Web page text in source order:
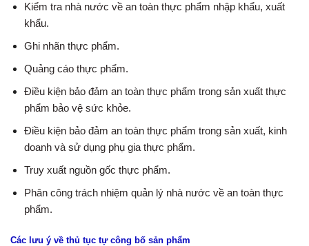
Kiểm tra nhà nước về an toàn thực phẩm nhập khẩu, xuất
khẩu.
Ghi nhãn thực phẩm.
Quảng cáo thực phẩm.
Điều kiện bảo đảm an toàn thực phẩm trong sản xuất thực
phẩm bảo vệ sức khỏe.
Điều kiện bảo đảm an toàn thực phẩm trong sản xuất, kinh
doanh và sử dụng phụ gia thực phẩm.
Truy xuất nguồn gốc thực phẩm.
Phân công trách nhiệm quản lý nhà nước về an toàn thực
phẩm.
Các lưu ý về thủ tục tự công bố sản phẩm